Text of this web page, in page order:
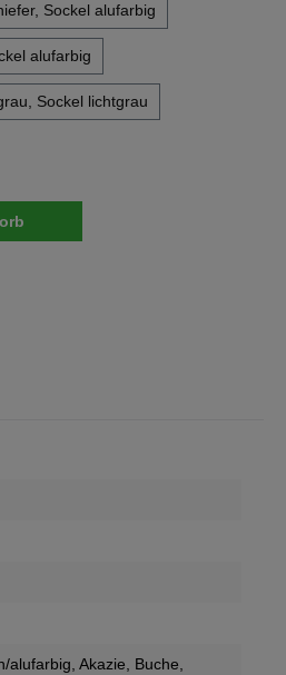
Sockel alufarbig
alufarbig
Sockel lichtgrau
Wert ein
alufarbig, Akazie, Buche,